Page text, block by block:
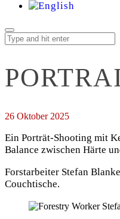
26 Oktober 2025
Ein Porträt-Shooting mit
Balance zwischen Härte
Forstarbeiter Stefan
Couchtische.